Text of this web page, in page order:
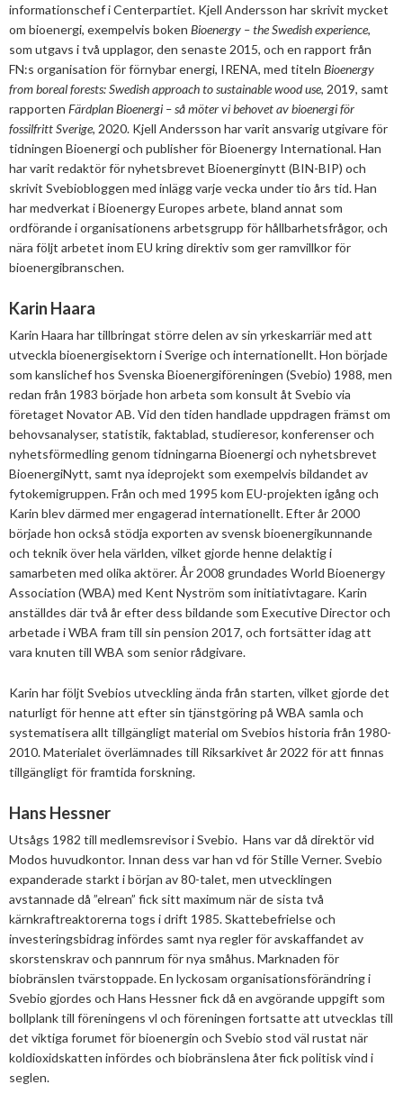
informationschef i Centerpartiet. Kjell Andersson har skrivit mycket
om bioenergi, exempelvis boken Bioenergy – the Swedish experience,
som utgavs i två upplagor, den senaste 2015, och en rapport från
FN:s organisation för förnybar energi, IRENA, med titeln Bioenergy
from boreal forests: Swedish approach to sustainable wood use, 2019, samt
rapporten Färdplan Bioenergi – så möter vi behovet av bioenergi för
fossilfritt Sverige, 2020. Kjell Andersson har varit ansvarig utgivare för
tidningen Bioenergi och publisher för Bioenergy International. Han
har varit redaktör för nyhetsbrevet Bioenerginytt (BIN-BIP) och
skrivit Svebiobloggen med inlägg varje vecka under tio års tid. Han
har medverkat i Bioenergy Europes arbete, bland annat som
ordförande i organisationens arbetsgrupp för hållbarhetsfrågor, och
nära följt arbetet inom EU kring direktiv som ger ramvillkor för
bioenergibranschen.
Karin Haara
Karin Haara har tillbringat större delen av sin yrkeskarriär med att
utveckla bioenergisektorn i Sverige och internationellt. Hon började
som kanslichef hos Svenska Bioenergiföreningen (Svebio) 1988, men
redan från 1983 började hon arbeta som konsult åt Svebio via
företaget Novator AB. Vid den tiden handlade uppdragen främst om
behovsanalyser, statistik, faktablad, studieresor, konferenser och
nyhetsförmedling genom tidningarna Bioenergi och nyhetsbrevet
BioenergiNytt, samt nya ideprojekt som exempelvis bildandet av
fytokemigruppen. Från och med 1995 kom EU-projekten igång och
Karin blev därmed mer engagerad internationellt. Efter år 2000
började hon också stödja exporten av svensk bioenergikunnande
och teknik över hela världen, vilket gjorde hennedelaktig i
samarbeten med olika aktörer. År 2008 grundades World Bioenergy
Association (WBA) med Kent Nyström som initiativtagare. Karin
anställdes där två år efter dess bildande som Executive Director och
arbetadei WBAfram till sin pension 2017, och fortsätter idagatt
vara knuten till WBA som senior rådgivare.
Karin har följt Svebios utveckling ända från starten, vilket gjorde det
naturligt för henne att efter sin tjänstgöring på WBA samla och
systematisera allt tillgängligt material om Svebios historia från 1980-
2010.Materialet överlämnades till Riksarkivet år 2022 för att finnas
tillgängligt för framtida forskning.
Hans Hessner
Utsågs 1982 till medlemsrevisor i Svebio. Hans var då direktör vid
Modos huvudkontor. Innan dess var han vd för Stille Verner. Svebio
expanderade starkt i början av 80-talet, men utvecklingen
avstannade då ”elrean” fick sitt maximum när de sista två
kärnkraftreaktorerna togs i drift 1985. Skattebefrielse och
investeringsbidrag infördes samt nya regler för avskaffandet av
skorstenskrav och pannrum för nya småhus. Marknaden för
biobränslen tvärstoppade. En lyckosam organisationsförändring i
Svebio gjordes och Hans Hessner fick då en avgörande uppgift som
bollplank till föreningens vl och föreningen fortsatte att utvecklas till
det viktiga forumet för bioenergin och Svebio stod väl rustat när
koldioxidskatten infördes och biobränslena åter fick politisk vind i
seglen.